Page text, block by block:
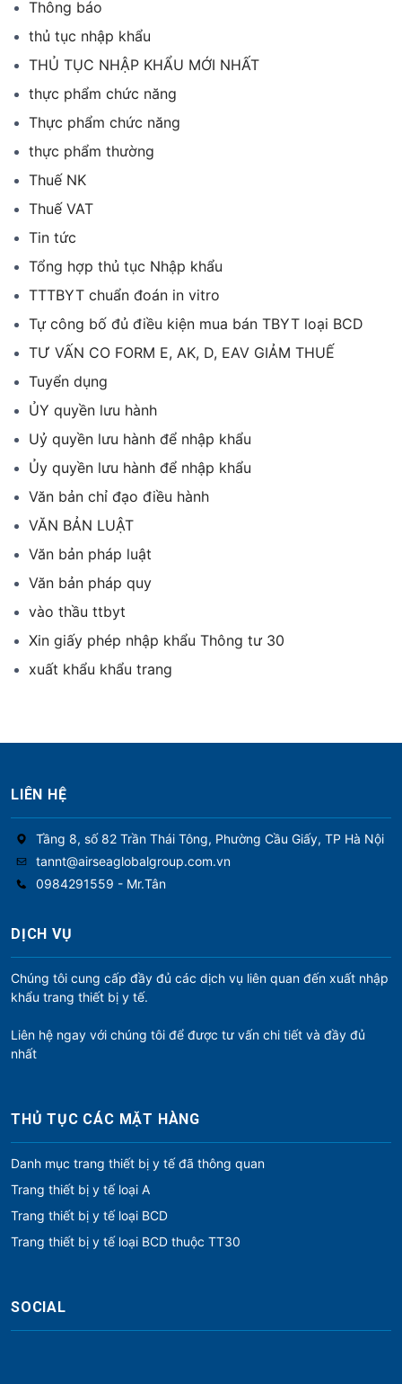
Thông báo
thủ tục nhập khẩu
THỦ TỤC NHẬP KHẨU MỚI NHẤT
thực phẩm chức năng
Thực phẩm chức năng
thực phẩm thường
Thuế NK
Thuế VAT
Tin tức
Tổng hợp thủ tục Nhập khẩu
TTTBYT chuẩn đoán in vitro
Tự công bố đủ điều kiện mua bán TBYT loại BCD
TƯ VẤN CO FORM E, AK, D, EAV GIẢM THUẾ
Tuyển dụng
ỦY quyền lưu hành
Uỷ quyền lưu hành để nhập khẩu
Ủy quyền lưu hành để nhập khẩu
Văn bản chỉ đạo điều hành
VĂN BẢN LUẬT
Văn bản pháp luật
Văn bản pháp quy
vào thầu ttbyt
Xin giấy phép nhập khẩu Thông tư 30
xuất khẩu khẩu trang
LIÊN HỆ
Tầng 8, số 82 Trần Thái Tông, Phường Cầu Giấy, TP Hà Nội
tannt@airseaglobalgroup.com.vn
0984291559 - Mr.Tân
DỊCH VỤ
Chúng tôi cung cấp đầy đủ các dịch vụ liên quan đến xuất nhập
khẩu trang thiết bị y tế.
Liên hệ ngay với chúng tôi để được tư vấn chi tiết và đầy đủ
nhất
THỦ TỤC CÁC MẶT HÀNG
Danh mục trang thiết bị y tế đã thông quan
Trang thiết bị y tế loại A
Trang thiết bị y tế loại BCD
Trang thiết bị y tế loại BCD thuộc TT30
SOCIAL